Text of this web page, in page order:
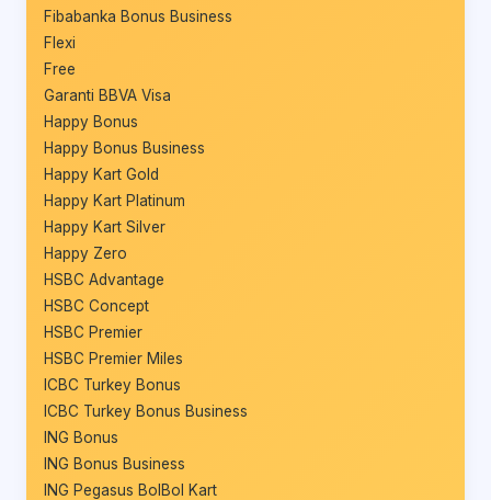
Fibabanka Bonus Business
Flexi
Free
Garanti BBVA Visa
Happy Bonus
Happy Bonus Business
Happy Kart Gold
Happy Kart Platinum
Happy Kart Silver
Happy Zero
HSBC Advantage
HSBC Concept
HSBC Premier
HSBC Premier Miles
ICBC Turkey Bonus
ICBC Turkey Bonus Business
ING Bonus
ING Bonus Business
ING Pegasus BolBol Kart